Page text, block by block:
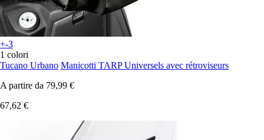
+-3
1 colori
Tucano Urbano Manicotti TARP Universels avec rétroviseurs
A partire da 79,99 €
67,62 €